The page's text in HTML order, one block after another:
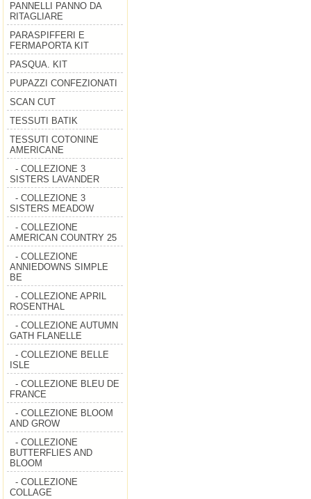
PANNELLI PANNO DA
RITAGLIARE
PARASPIFFERI E
FERMAPORTA KIT
PASQUA. KIT
PUPAZZI CONFEZIONATI
SCAN CUT
TESSUTI BATIK
TESSUTI COTONINE
AMERICANE
- COLLEZIONE 3
SISTERS LAVANDER
- COLLEZIONE 3
SISTERS MEADOW
- COLLEZIONE
AMERICAN COUNTRY 25
- COLLEZIONE
ANNIEDOWNS SIMPLE
BE
- COLLEZIONE APRIL
ROSENTHAL
- COLLEZIONE AUTUMN
GATH FLANELLE
- COLLEZIONE BELLE
ISLE
- COLLEZIONE BLEU DE
FRANCE
- COLLEZIONE BLOOM
AND GROW
- COLLEZIONE
BUTTERFLIES AND
BLOOM
- COLLEZIONE
COLLAGE